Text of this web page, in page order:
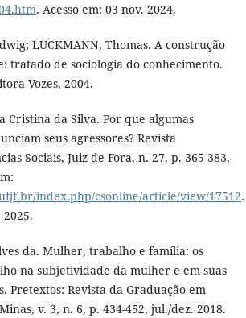
. Acesso em: 03 nov. 2024.
LUCKMANN, Thomas. A construção
tratado de sociologia do conhecimento.
Vozes, 2004.
Cristina da Silva. Por que algumas
seus agressores? Revista
Sociais, Juiz de Fora, n. 27, p. 365-383,
index.php/csonline/article/view/17512.
2025.
da. Mulher, trabalho e família: os
na subjetividade da mulher e em suas
Pretextos: Revista da Graduação em
v. 3, n. 6, p. 434-452, jul./dez. 2018.